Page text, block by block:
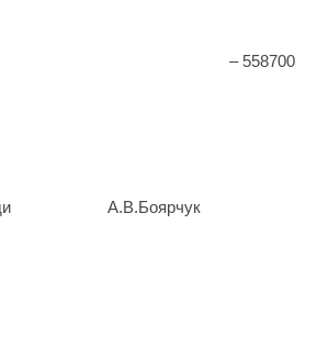
– 558700
А.В.Боярчук